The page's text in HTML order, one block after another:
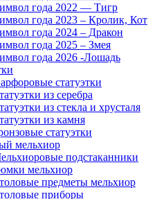
года 2022 — Тигр
года 2023 – Кролик, Кот
года 2024 – Дракон
года 2025 – Змея
года 2026 -Лошадь
статуэтки
из серебра
из стекла и хрусталя
из камня
статуэтки
мельхиор
подстаканники
мельхиор
предметы мельхиор
приборы